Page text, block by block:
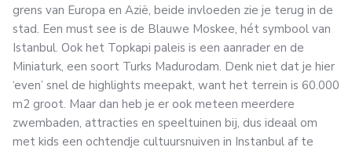
grens van Europa en Azië, beide invloeden zie je terug in de
stad. Een must see is de Blauwe Moskee, hét symbool van
Istanbul. Ook het Topkapi paleis is een aanrader en de
Miniaturk, een soort Turks Madurodam. Denk niet dat je hier
‘even’ snel de highlights meepakt, want het terrein is 60.000
m2 groot. Maar dan heb je er ook meteen meerdere
zwembaden, attracties en speeltuinen bij, dus ideaal om
met kids een ochtendje cultuursnuiven in Instanbul af te